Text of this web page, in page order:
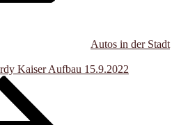
Autos in der Stadt
Kaiser Aufbau 15.9.2022